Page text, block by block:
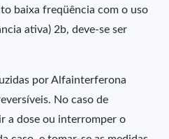
baixa freqüência com o uso
ativa) 2b, deve-se ser
por Alfainterferona
No caso de
a dose ou interromper o